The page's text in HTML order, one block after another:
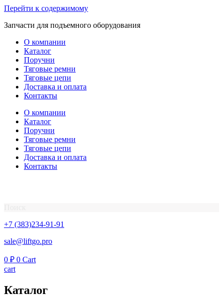
Перейти к содержимому
Запчасти для подъемного оборудования
О компании
Каталог
Поручни
Тяговые ремни
Тяговые цепи
Доставка и оплата
Контакты
О компании
Каталог
Поручни
Тяговые ремни
Тяговые цепи
Доставка и оплата
Контакты
+7 (383)234-91-91
sale@liftgo.pro
0 ₽ 0 Cart
cart
Каталог